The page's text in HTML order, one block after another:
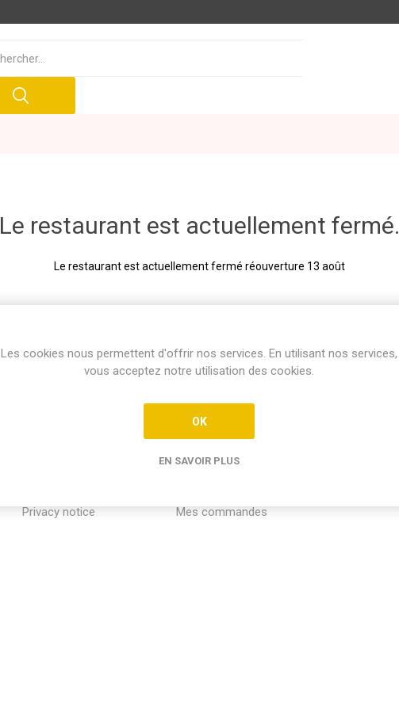
Le restaurant est actuellement fermé.
Le restaurant est actuellement fermé réouverture 13 août
Privacy notice Mes commandes
Les cookies nous permettent d'offrir nos services. En utilisant nos services,
vous acceptez notre utilisation des cookies.
OK
EN SAVOIR PLUS